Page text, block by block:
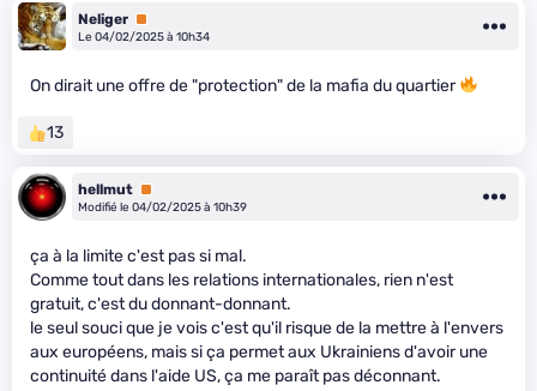
Neliger Premium
Le 04/02/2025 à 10h34
On dirait une offre de "protection" de la mafia du quartier
13
hellmut Premium
Modifié le 04/02/2025 à 10h39
ça à la limite c'est pas si mal.
Comme tout dans les relations internationales, rien n'est
gratuit, c'est du donnant-donnant.
le seul souci que je vois c'est qu'il risque de la mettre à l'envers
aux européens, mais si ça permet aux Ukrainiens d'avoir une
continuité dans l'aide US, ça me paraît pas déconnant.